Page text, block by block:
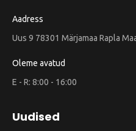
Aadress
Uus 9 78301 Märjamaa Rapla
Oleme avatud
E - R: 8:00 - 16:00
Uudised